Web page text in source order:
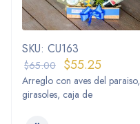
SKU: CU163
$65.00 $55.25
Arreglo con aves del paraiso,
girasoles, caja de